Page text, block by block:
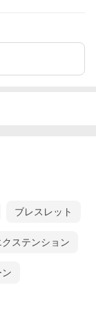
ブレスレット
ステンション